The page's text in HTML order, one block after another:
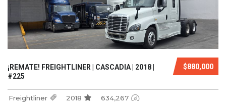
$880,000
¡REMATE! FREIGHTLINER | CASCADIA | 2018 |
#225
Freightliner 2018 634,267